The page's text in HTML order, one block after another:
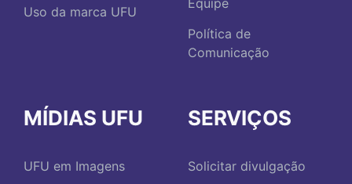
Uso da marca UFU
Equipe
Política de
Comunicação
MÍDIAS UFU
UFU em Imagens
SERVIÇOS
Solicitar divulgação